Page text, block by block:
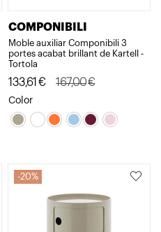
COMPONIBILI
Moble auxiliar Componibili 3
portes acabat brillant de Kartell -
Tortola
167,00€
El
preu
original
133,61 €
El
preu
actual
Color
20%